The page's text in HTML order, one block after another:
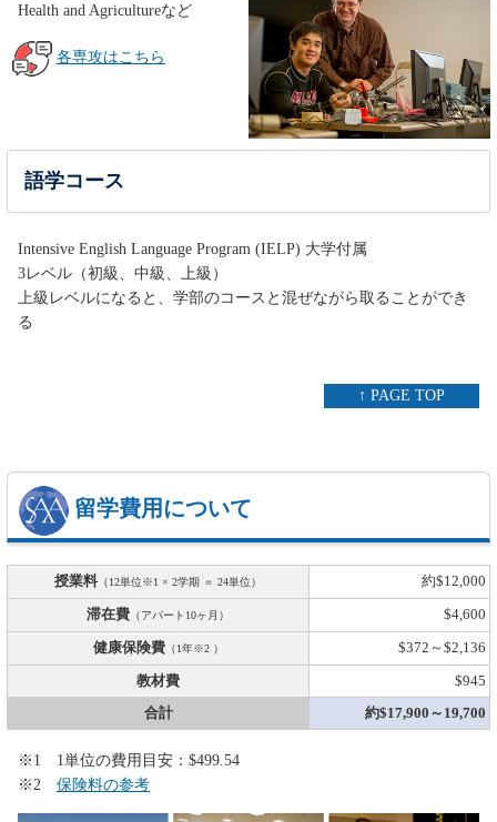
Health and Agricultureなど
各専攻はこちら
語学コース
Intensive English Language Program (IELP) 大学付属
3レベル（初級、中級、上級）
上級レベルになると、学部のコースと混ぜながら取ることができ
る
↑ PAGE TOP
留学費用について
授業料 （12単位※1 × 2学期 ＝ 24単位） 約$12,000
滞在費 （アパート10ヶ月） $4,600
健康保険費（1年※2 ） $372～$2,136
教材費 $945
合計 約$17,900～19,700
※1 1単位の費用目安：$499.54
※2 保険料の参考